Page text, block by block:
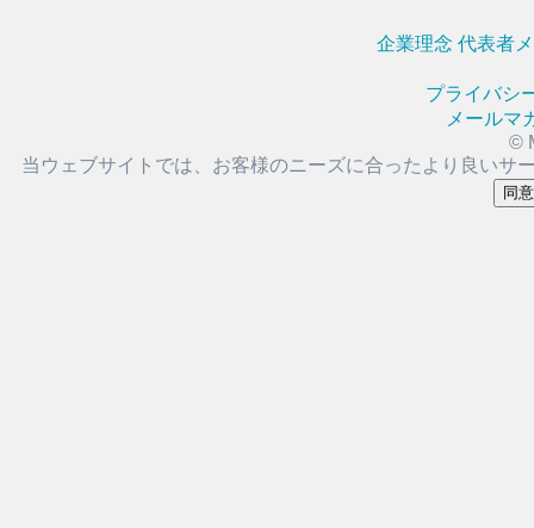
企業理念 代表者
プライバシ
メールマ
©
当ウェブサイトでは、お客様のニーズに合ったより良いサ
同